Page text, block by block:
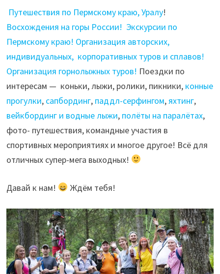
Путешествия по Пермскому краю, Уралу!
Восхождения на горы России! Экскурсии по
Пермскому краю! Организация авторских,
индивидуальных, корпоративных туров и сплавов!
Организация горнолыжных туров! Поездки по
интересам — коньки, лыжи, ролики, пикники, конные
прогулки, сапбординг, паддл-серфингом, яхтинг,
вейкбординг и водные лыжи, полёты на паралётах,
фото- путешествия, командные участия в
спортивных мероприятиях и многое другое! Всё для
отличных супер-мега выходных!
Давай к нам! Ждём тебя!